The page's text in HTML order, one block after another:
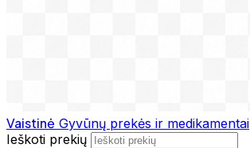
Vaistinė Gyvūnų prekės ir medikamentai
Ieškoti prekių